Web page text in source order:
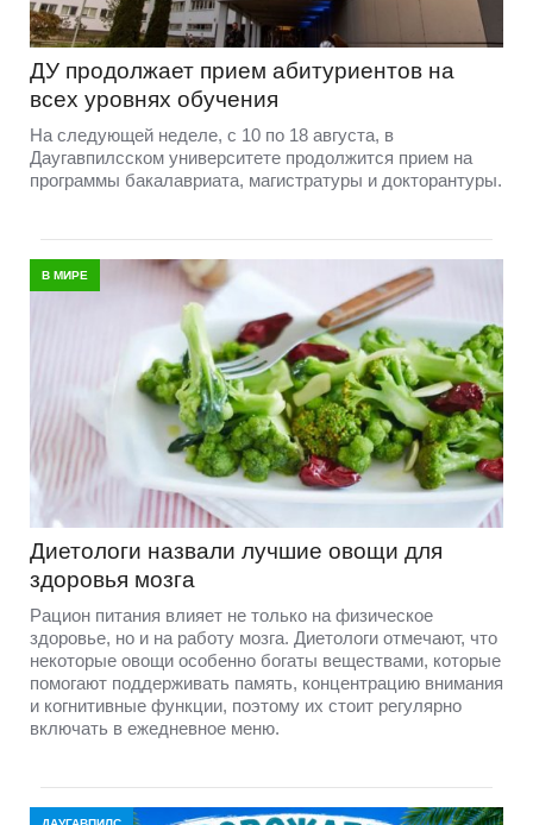
ДУ продолжает прием абитуриентов на
всех уровнях обучения
На следующей неделе, с 10 по 18 августа, в
Даугавпилсском университете продолжится прием на
программы бакалавриата, магистратуры и докторантуры.
В МИРЕ
Диетологи назвали лучшие овощи для
здоровья мозга
Рацион питания влияет не только на физическое
здоровье, но и на работу мозга. Диетологи отмечают, что
некоторые овощи особенно богаты веществами, которые
помогают поддерживать память, концентрацию внимания
и когнитивные функции, поэтому их стоит регулярно
включать в ежедневное меню.